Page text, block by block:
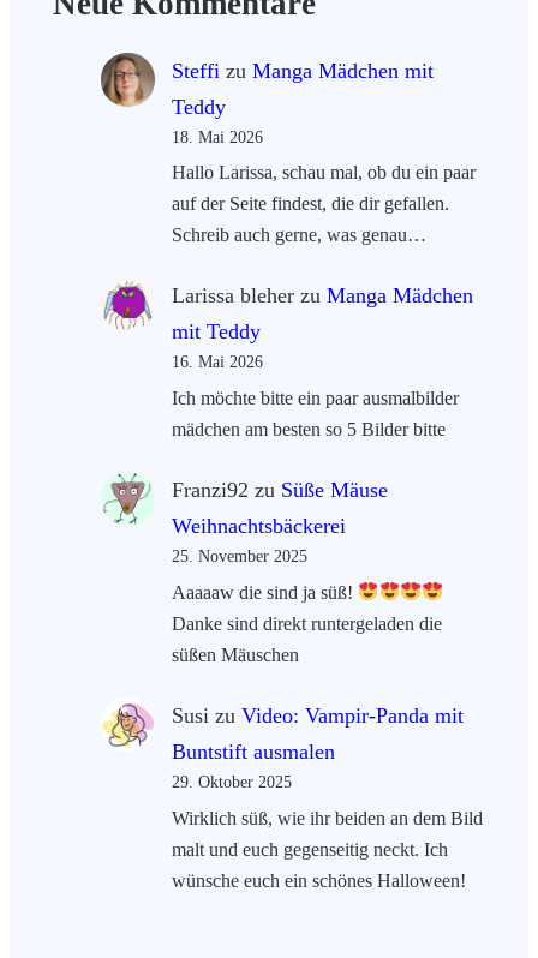
Steffi zu Manga Mädchen mit
Teddy
18. Mai 2026
Hallo Larissa, schau mal, ob du ein paar
auf der Seite findest, die dir gefallen.
Schreib auch gerne, was genau…
Larissa bleherzu Manga Mädchen
mit Teddy
16. Mai 2026
Ich möchte bitte ein paar ausmalbilder
mädchen am besten so 5 Bilder bitte
Franzi92 zu Süße Mäuse
Weihnachtsbäckerei
25. November 2025
Aaaaaw die sind ja süß!
Danke sind direkt runtergeladen die
süßen Mäuschen
Susi zu Video: Vampir-Panda mit
Buntstift ausmalen
29. Oktober 2025
Wirklich süß, wie ihr beiden an dem Bild
malt und euch gegenseitig neckt. Ich
wünsche euch ein schönes Halloween!